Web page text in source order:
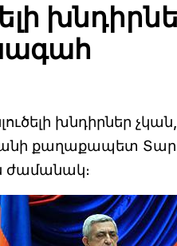
խնդիրներ
քաղաքապետ
ժամանակ։